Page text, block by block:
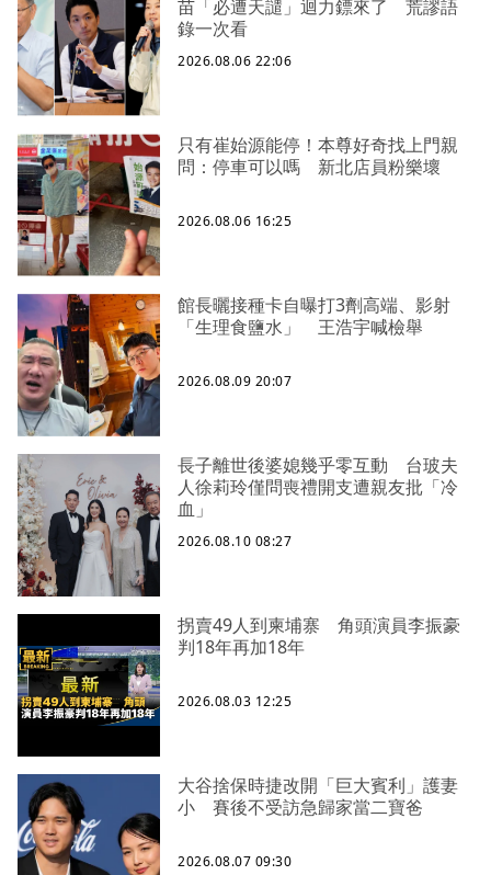
苗「必遭天譴」迴力鏢來了 荒謬語
錄一次看
2026.08.06 22:06
只有崔始源能停！本尊好奇找上門親
問：停車可以嗎 新北店員粉樂壞
2026.08.06 16:25
館長曬接種卡自曝打3劑高端、影射
「生理食鹽水」 王浩宇喊檢舉
2026.08.09 20:07
長子離世後婆媳幾乎零互動 台玻夫
人徐莉玲僅問喪禮開支遭親友批「冷
血」
2026.08.10 08:27
拐賣49人到柬埔寨 角頭演員李振豪
判18年再加18年
2026.08.03 12:25
大谷捨保時捷改開「巨大賓利」護妻
小 賽後不受訪急歸家當二寶爸
2026.08.07 09:30